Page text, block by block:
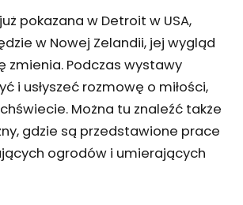
pokazana w Detroit w USA,
w Nowej Zelandii, jej wygląd
zmienia. Podczas wystawy
i usłyszeć rozmowę o miłości,
Można tu znaleźć także
gdzie są przedstawione prace
ogrodów i umierających